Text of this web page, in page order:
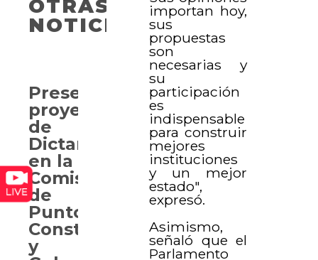
importan hoy,
sus
propuestas
son
necesarias y
su
participación
es
indispensable
para construir
mejores
instituciones
y un mejor
estado",
expresó.
Asimismo,
señaló que el
Parlamento
OTRAS
NOTICIAS
Presentan
proyectos
de
Dictamen
en la
Comisión
de
Puntos
Constitucionales
y